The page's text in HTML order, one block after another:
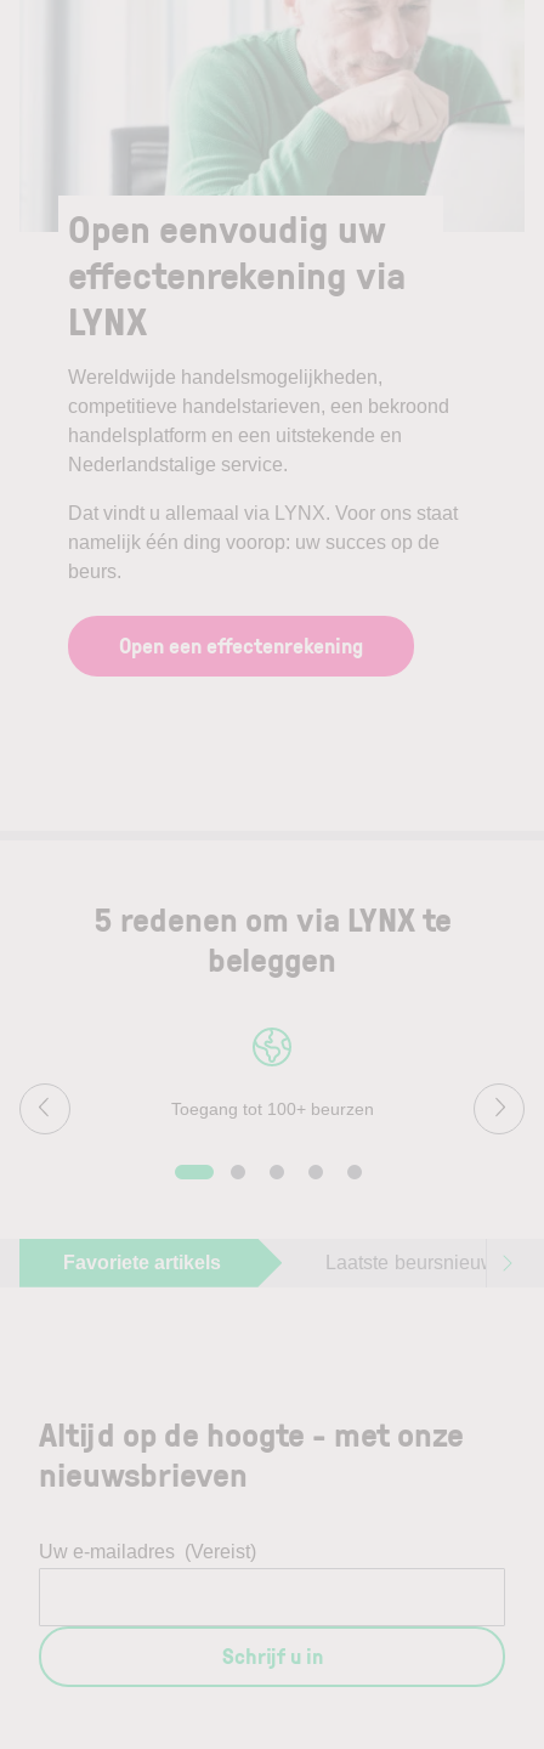
Open eenvoudig uw
effectenrekening via
LYNX
Wereldwijde handelsmogelijkheden,
competitieve handelstarieven, een bekroond
handelsplatform en een uitstekende en
Nederlandstalige service.
Dat vindt u allemaal via LYNX. Voor ons staat
namelijk één ding voorop: uw succes op de
beurs.
Open een effectenrekening
5 redenen om via LYNX te
beleggen
Toegang tot 100+ beurzen
Favoriete artikels Laatste beursnieuws
Altijd op de hoogte - met onze
nieuwsbrieven
Uw e-mailadres (Vereist)
Schrijf u in